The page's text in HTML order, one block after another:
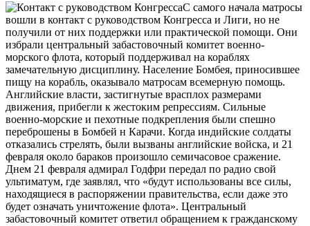
С самого начала матросы
вошли в контакт с руководством Конгресса и Лиги, но не
получили от них поддержки или практической помощи. Они
избрали центральный забастовочный комитет военно-
морского флота, который поддерживал на кораблях
замечательную дисциплину. Население Бомбея, приносившее
пищу на корабль, оказывало матросам всемерную помощь.
Английские власти, застигнутые врасплох размерами
движения, прибегли к жестоким репрессиям. Сильные
военно-морские и пехотные подкрепления были спешно
переброшены в Бомбей н Карачи. Когда индийские солдаты
отказались стрелять, были вызваны английские войска, и 21
февраля около бараков произошло семичасовое сражение.
Днем 21 февраля адмирал Годфри передал по радио свой
ультиматум, где заявлял, что «будут использованы все силы,
находящиеся в распоряжении правительства, если даже это
будет означать уничтожение флота». Центральный
забастовочный комитет ответил обращением к гражданскому